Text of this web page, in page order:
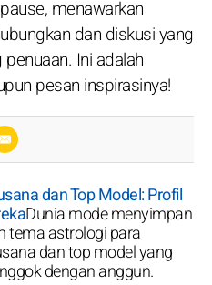
menawarkan
dan diskusi yang
Ini adalah
pesan inspirasinya!
dan Top Model: Profil
Dunia mode menyimpan
tema astrologi para
dan top model yang
dengan anggun.